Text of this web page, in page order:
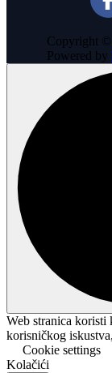
Copyright ©
Powered by
Web stranica koristi
korisničkog
Cookie settings
Kolačići